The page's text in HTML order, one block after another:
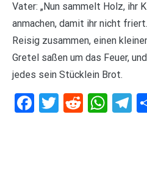
Vater: „Nun sammelt Holz, ihr
anmachen, damit ihr nicht
Reisig zusammen, einen
Gretel saßen um das Feuer,
jedes sein Stücklein Brot.
Facebook
Twitter
Reddit